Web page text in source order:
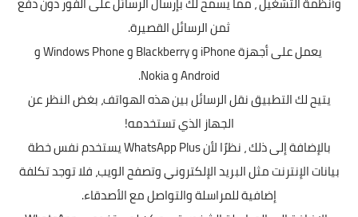
ثمن الرسائل القصيرة.
يعمل على أجهزة iPhone و Blackberry و Windows Phone و
Android و Nokia.
يتيح لك التطبيق نقل الرسائل بين هذه الهواتف، بغض النظر عن
الجهاز الذي تستخدمه!
بالإضافة إلى ذلك ، نظرًا لأنWhatsApp Plus
يستخدم نفس خطة
بيانات الإنترنت مثل البريد الإلكتروني وتصفح الويب، فلا توجد تكلفة
إضافية للمراسلة والتواصل مع الأصدقاء.